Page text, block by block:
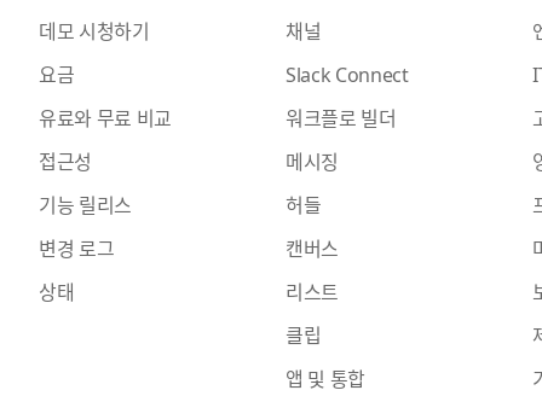
데모 시청하기
요금
유료와 무료 비교
접근성
기능 릴리스
변경 로그
상태
채널
Slack Connect
워크플로 빌더
메시징
허들
캔버스
리스트
클립
앱 및 통합